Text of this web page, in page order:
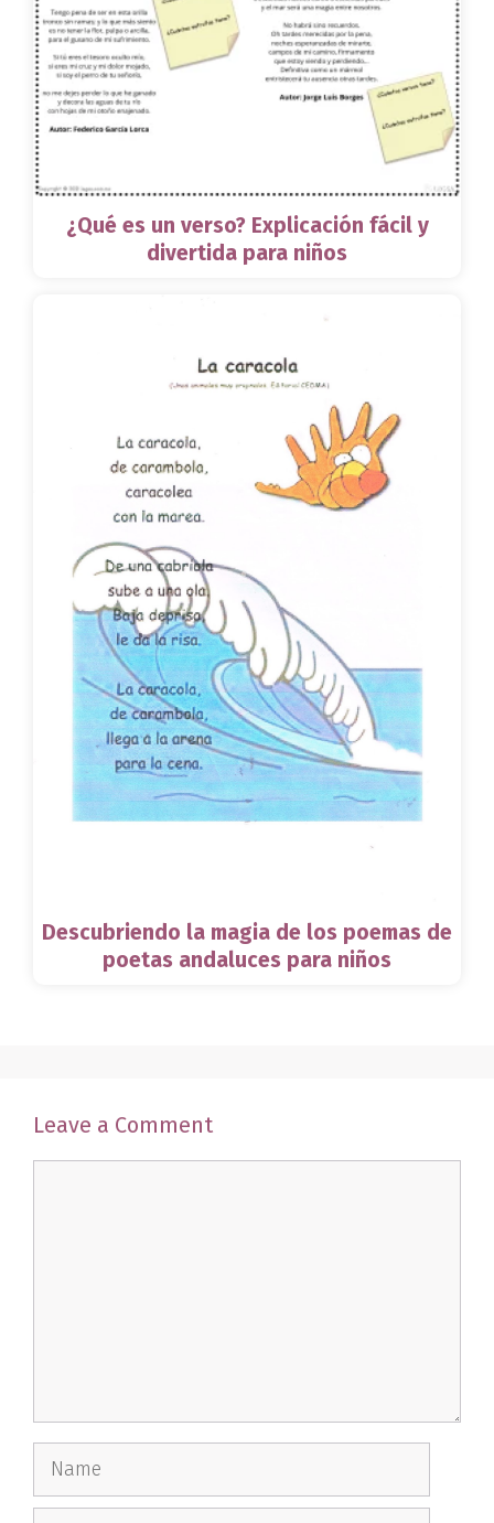
¿Qué es un verso? Explicación fácil y
divertida para niños
Descubriendo la magia de los poemas de
poetas andaluces para niños
Leave a Comment
Name